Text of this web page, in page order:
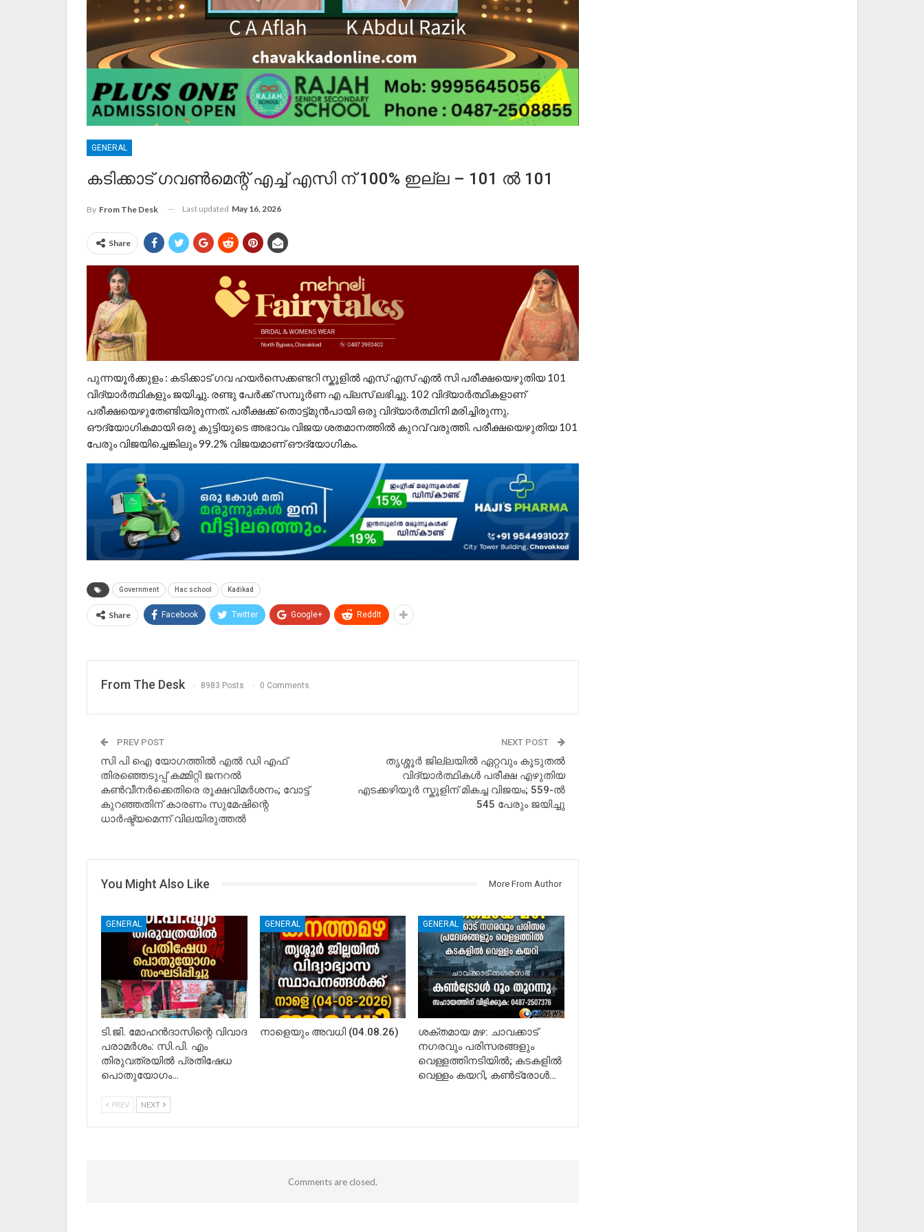
GENERAL
കടിക്കാട് ഗവൺമെന്റ് എച്ച് എസി ന് 100% ഇല്ല – 101 ൽ 101
By From The Desk Last updated May 16, 2026
Share
പുന്നയൂർക്കുളം : കടിക്കാട് ഗവ ഹയർസെക്കണ്ടറി സ്കൂളിൽ എസ് എസ് എൽ സി പരീക്ഷയെഴുതിയ 101
വിദ്യാർത്ഥികളും ജയിച്ചു. രണ്ടു പേർക്ക് സമ്പൂർണ എ പ്ലസ് ലഭിച്ചു. 102 വിദ്യാർത്ഥികളാണ്
പരീക്ഷയെഴുതേണ്ടിയിരുന്നത്. പരീക്ഷക്ക് തൊട്ട്മുൻപായി ഒരു വിദ്യാർത്ഥിനി മരിച്ചിരുന്നു.
ഔദ്യോഗികമായി ഒരു കുട്ടിയുടെ അഭാവം വിജയ ശതമാനത്തിൽ കുറവ് വരുത്തി. പരീക്ഷയെഴുതിയ 101
പേരും വിജയിച്ചെങ്കിലും 99.2% വിജയമാണ് ഔദ്യോഗികം.
Government Hac school Kadikad
Share Facebook Twitter Google+ ReddIt
From The Desk 8983 Posts 0 Comments
PREV POST
സി പി ഐ യോഗത്തിൽ എൽ ഡി എഫ്
തിരഞ്ഞെടുപ്പ് കമ്മിറ്റി ജനറൽ
കൺവീനർക്കെതിരെ രൂക്ഷവിമർശനം; വോട്ട്
കുറഞ്ഞതിന് കാരണം സുമേഷിന്റെ
ധാർഷ്ട്യമെന്ന് വിലയിരുത്തൽ
NEXT POST
തൃശ്ശൂർ ജില്ലയിൽ ഏറ്റവും കൂടുതൽ
വിദ്യാർത്ഥികൾ പരീക്ഷ എഴുതിയ
എടക്കഴിയൂർ സ്കൂളിന് മികച്ച വിജയം; 559-ൽ
545 പേരും ജയിച്ചു
You Might Also Like More From Author
GENERAL
ടി.ജി. മോഹൻദാസിന്റെ വിവാദ
പരാമർശം: സി.പി. എം
തിരുവത്രയിൽ പ്രതിഷേധ
പൊതുയോഗം…
GENERAL
നാളെയും അവധി (04.08.26)
GENERAL
ശക്തമായ മഴ: ചാവക്കാട്
നഗരവും പരിസരങ്ങളും
വെള്ളത്തിനടിയിൽ; കടകളിൽ
വെള്ളം കയറി, കൺട്രോൾ…
PREV NEXT
Comments are closed.